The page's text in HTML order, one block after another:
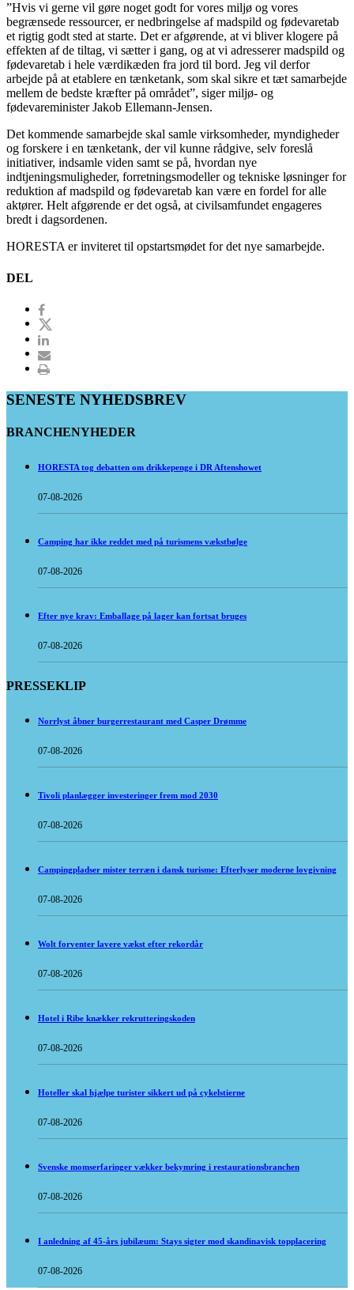
”Hvis vi gerne vil gøre noget godt for vores miljø og vores
begrænsede ressourcer, er nedbringelse af madspild og fødevaretab
et rigtig godt sted at starte. Det er afgørende, at vi bliver klogere på
effekten af de tiltag, vi sætter i gang, og at vi adresserer madspild og
fødevaretab i hele værdikæden fra jord til bord. Jeg vil derfor
arbejde på at etablere en tænketank, som skal sikre et tæt samarbejde
mellem de bedste kræfter på området”, siger miljø- og
fødevareminister Jakob Ellemann-Jensen.
Det kommende samarbejde skal samle virksomheder, myndigheder
og forskere i en tænketank, der vil kunne rådgive, selv foreslå
initiativer, indsamle viden samt se på, hvordan nye
indtjeningsmuligheder, forretningsmodeller og tekniske løsninger for
reduktion af madspild og fødevaretab kan være en fordel for alle
aktører. Helt afgørende er det også, at civilsamfundet engageres
bredt i dagsordenen.
HORESTA er inviteret til opstartsmødet for det nye samarbejde.
DEL
SENESTE NYHEDSBREV
BRANCHENYHEDER
HORESTA tog debatten om drikkepenge i DR Aftenshowet
07-08-2026
Camping har ikke reddet med på turismens vækstbølge
07-08-2026
Efter nye krav: Emballage på lager kan fortsat bruges
07-08-2026
PRESSEKLIP
Norrlyst åbner burgerrestaurant med Casper Drømme
07-08-2026
Tivoli planlægger investeringer frem mod 2030
07-08-2026
Campingpladser mister terræn i dansk turisme: Efterlyser moderne lovgivning
07-08-2026
Wolt forventer lavere vækst efter rekordår
07-08-2026
Hotel i Ribe knækker rekrutteringskoden
07-08-2026
Hoteller skal hjælpe turister sikkert ud på cykelstierne
07-08-2026
Svenske momserfaringer vækker bekymring i restaurationsbranchen
07-08-2026
I anledning af 45-års jubilæum: Stays sigter mod skandinavisk topplacering
07-08-2026